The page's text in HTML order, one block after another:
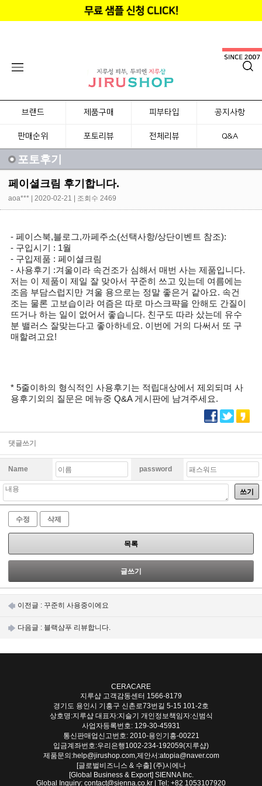
브랜드 제품구매 피부타입 공지사항
판매순위 포토리뷰 전체리뷰 Q&A
포토후기
페이셜크림 후기합니다.
aoa*** | 2020-02-21 | 조회수 2469
- 페이스북,블로그,까페주소(선택사항/상단이벤트 참조):
- 구입시기 : 1월
- 구입제품 : 페이셜크림
- 사용후기 :겨울이라 속건조가 심해서 매번 사는 제품입니다.
저는 이 제품이 제일 잘 맞아서 꾸준히 쓰고 있는데 여름에는
조음 부담스럽지만 겨울 용으로는 정말 좋은거 같아요. 속건
조는 물론 고보습이라 여즘은 따로 마스크퍅을 안해도 간질이
뜨거나 하는 일이 없어서 좋습니다. 친구도 따라 샀는데 유수
분 밸러스 잘맞는다고 좋아하네요. 이번에 거의 다써서 또 구
매할려고요!
* 5줄이하의 형식적인 사용후기는 적립대상에서 제외되며 사
용후기외의 질문은 메뉴중 Q&A 게시판에 남겨주세요.
댓글쓰기
Name password
쓰기
수정 삭제
목록
글쓰기
이전글 : 꾸준히 사용중이에요
다음글 : 블랙샴푸 리뷰합니다.
CERACARE
지루샵 고객감동센터 1566-8179
경기도 용인시 기흥구 신촌로73번길 5-15 101-2호
상호명:지루샵 대표자:지슬기 개인정보책임자:신범식
사업자등록번호: 129-30-45931
통신판매업신고번호: 2010-용인기흥-00221
입금계좌번호:우리은행1002-234-192059(지루샵)
제품문의:help@jirushop.com,제안서:atopia@naver.com
[글로벌비즈니스 & 수출] (주)시에나
[Global Business & Export] SIENNA Inc.
Global Inquiry: contact@sienna.co.kr | Tel: +82 1053107920